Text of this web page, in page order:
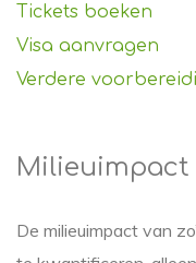
Tickets boeken
Visa aanvragen
Verdere
Milieuimpact
De milieuimpact van